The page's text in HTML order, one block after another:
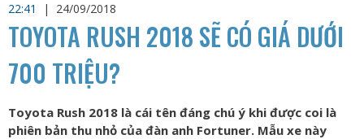
22:41
| 24/09/2018
TOYOTA RUSH 2018 SẼ CÓ GIÁ DƯỚI
700 TRIỆU?
Toyota Rush 2018 là cái tên đáng chú ý khi được coi là
phiên bản thu nhỏ của đàn anh Fortuner. Mẫu xe này